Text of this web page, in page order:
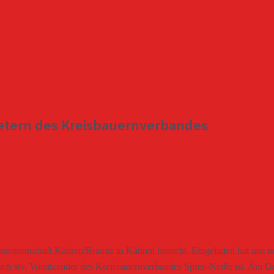
des Kreisbauernverbandes
Kahren/Branitz in Kahren besucht. Eingeladen hat uns
stv. Vorsitzender des Kreisbauernverbandes Spree-Neiße ist. Am